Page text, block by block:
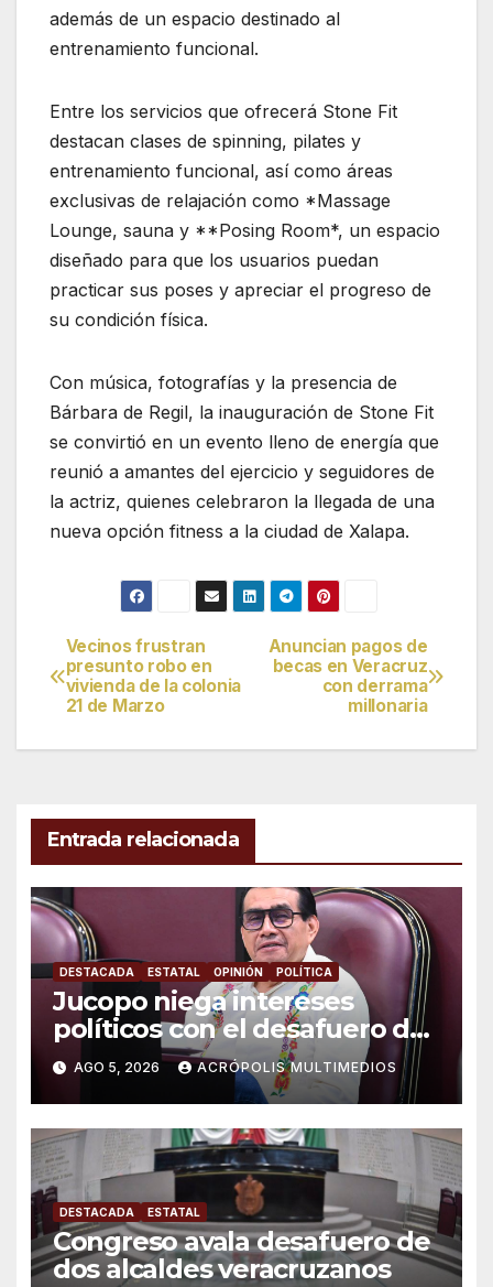
además de un espacio destinado al
entrenamiento funcional.
Entre los servicios que ofrecerá Stone Fit
destacan clases de spinning, pilates y
entrenamiento funcional, así como áreas
exclusivas de relajación como *Massage
Lounge, sauna y **Posing Room*, un espacio
diseñado para que los usuarios puedan
practicar sus poses y apreciar el progreso de
su condición física.
Con música, fotografías y la presencia de
Bárbara de Regil, la inauguración de Stone Fit
se convirtió en un evento lleno de energía que
reunió a amantes del ejercicio y seguidores de
la actriz, quienes celebraron la llegada de una
nueva opción fitness a la ciudad de Xalapa.
Navegación
de
entradas
Anuncian pagos de
becas en Veracruz
con derrama
millonaria
Vecinos frustran
presunto robo en
vivienda de la colonia
21 de Marzo
Entrada relacionada
DESTACADA ESTATAL OPINIÓN POLÍTICA
Jucopo niega intereses
políticos con el desafuero de
alcaldes
AGO 5, 2026 ACRÓPOLIS MULTIMEDIOS
DESTACADA ESTATAL
Congreso avala desafuero de
dos alcaldes veracruzanos